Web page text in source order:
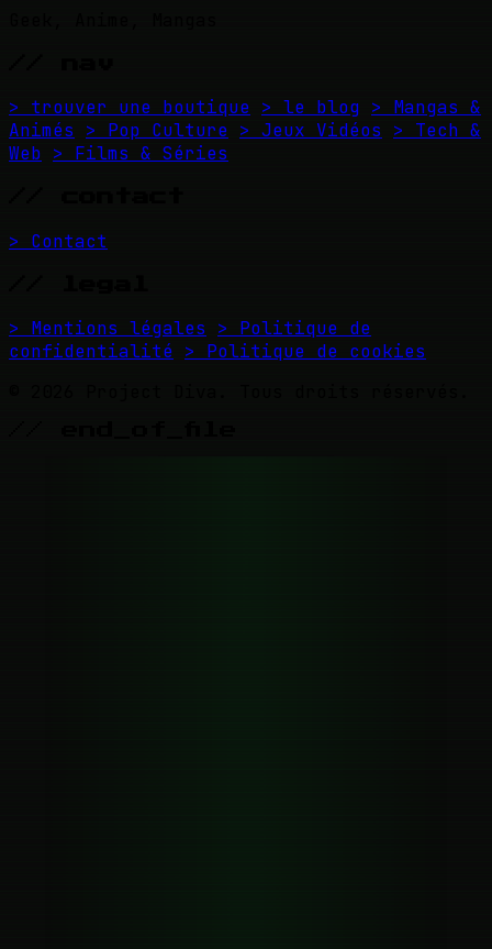
> trouver une boutique > le blog > Mangas &
Animés
> Pop Culture > Jeux Vidéos
> Tech &
Web > Films & Séries
> Contact
> Mentions légales
> Politique de
confidentialité > Politique de cookies